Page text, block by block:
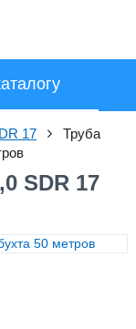
17
Труба
SDR 17